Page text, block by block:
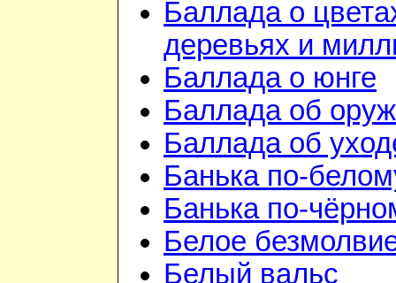
Баллада о
деревьях и
Баллада о юнге
Баллада об
Баллада об
Банька по-
Банька по-
Белое
Белый вальс